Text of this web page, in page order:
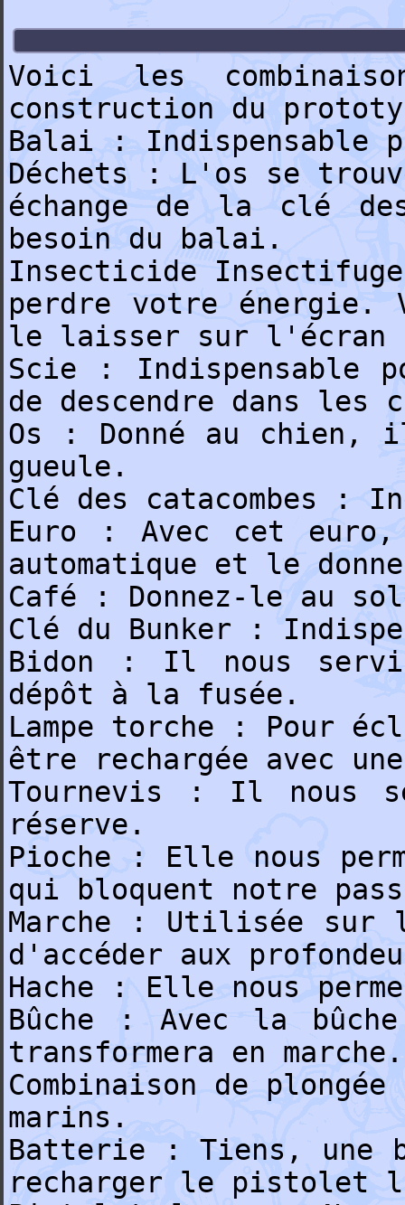
Voici les
construction du
Balai : Indispensable
Déchets : L'os se
échange de la clé
besoin du balai.
Insecticide
perdre votre énergie.
le laisser sur l'écran
Scie : Indispensable
de descendre dans les
Os : Donné au chien,
gueule.
Clé des catacombes :
Euro : Avec cet
automatique et le
Café : Donnez-le au
Clé du Bunker :
Bidon : Il nous
dépôt à la fusée.
Lampe torche : Pour
être rechargée avec
Tournevis : Il nous
réserve.
Pioche : Elle nous
qui bloquent notre
Marche : Utilisée sur
d'accéder aux
Hache : Elle nous
Bûche : Avec la
transformera en marche.
Combinaison de
marins.
Batterie : Tiens, une
recharger le pistolet